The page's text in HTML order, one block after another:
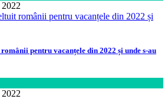
pentru vacanțele din 2022 și unde s-au